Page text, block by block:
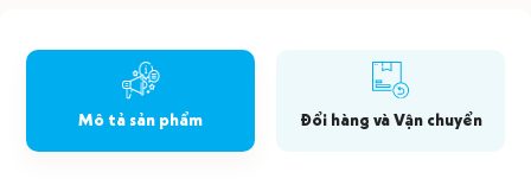
Mô tả sản phẩm Đổi hàng và Vận chuyển